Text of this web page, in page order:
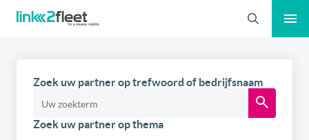
Zoeken
Zoek uw partner op trefwoord of bedrijfsnaam
Zoek uw partner op thema